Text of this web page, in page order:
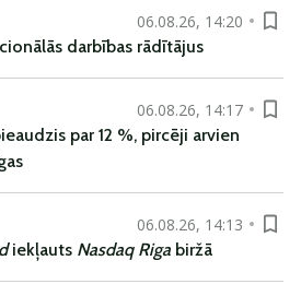
06.08.26, 14:20
darbības rādītājus
06.08.26, 14:17
par 12 %, pircēji arvien
06.08.26, 14:13
iekļauts Nasdaq Riga biržā